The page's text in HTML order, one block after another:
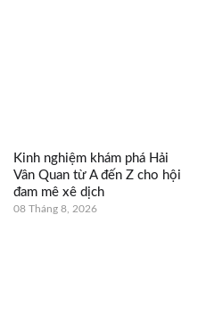
Kinh nghiệm khám phá Hải
Vân Quan từ A đến Z cho hội
đam mê xê dịch
08 Tháng 8, 2026